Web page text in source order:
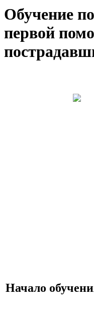
Обучение
первой
Начало